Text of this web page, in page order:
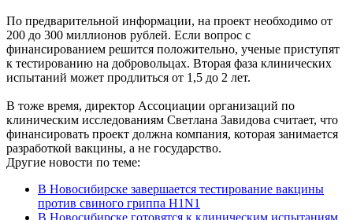
По предварительной информации, на проект необходимо от
200 до 300 миллионов рублей. Если вопрос с
финансированием решится положительно, ученые приступят
к тестированию на добровольцах. Вторая фаза клинических
испытаний может продлиться от 1,5 до 2 лет.
В тоже время, директор Ассоциации организаций по
клиническим исследованиям Светлана Завидова считает, что
финансировать проект должна компания, которая занимается
разработкой вакцины, а не государство.
Другие новости по теме:
В Новосибирске завершается тестирование вакцины
против свиного гриппа H1N1
В Новосибирске готовятся к клиническим испытаниям